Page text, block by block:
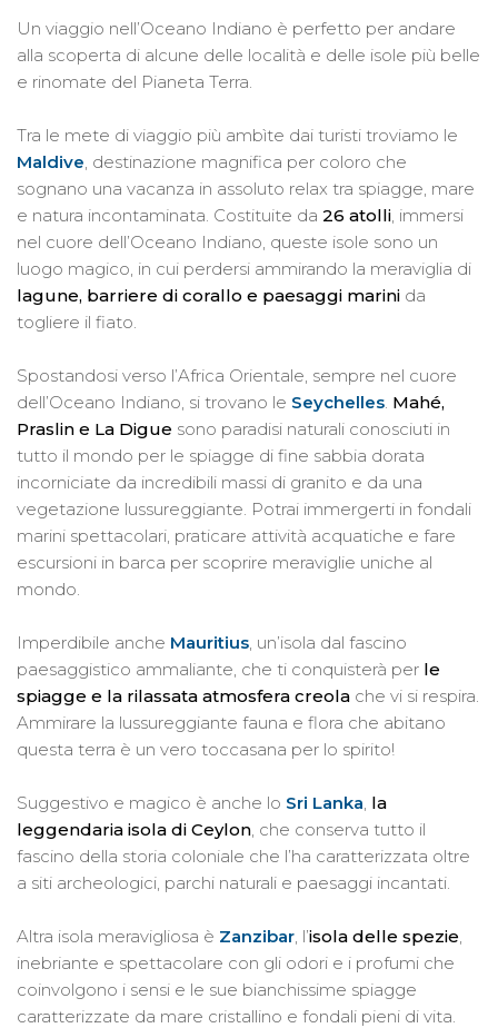
Un viaggio nell’Oceano Indiano è perfetto per andare
alla scoperta di alcune delle località e delle isole più belle
e rinomate del Pianeta Terra.
Tra le mete di viaggio più ambìte dai turisti troviamo le
Maldive , destinazione magnifica per coloro che
sognano una vacanza in assoluto relax tra spiagge, mare
e natura incontaminata. Costituite da 26 atolli , immersi
nel cuore dell’Oceano Indiano, queste isole sono un
luogo magico, in cui perdersi ammirando la meraviglia di
lagune, barriere di corallo e paesaggi marini da
togliere il fiato.
Spostandosi verso l’Africa Orientale, sempre nel cuore
dell’Oceano Indiano, si trovano le Seychelles Mahé,
Praslin e La Digue sono paradisi naturali conosciuti in
tutto il mondo per le spiagge di fine sabbia dorata
incorniciate da incredibili massi di granito e da una
vegetazione lussureggiante. Potrai immergerti in fondali
marini spettacolari, praticare attività acquatiche e fare
escursioni in barca per scoprire meraviglie uniche al
mondo.
Imperdibile anche Mauritius , un’isola dal fascino
paesaggistico ammaliante, che ti conquisterà per le
spiagge e la rilassata atmosfera creola che vi si respira.
Ammirare la lussureggiante fauna e flora che abitano
questa terra è un vero toccasana per lo spirito!
Suggestivo e magico è anche lo Sri Lanka la
leggendaria isola di Ceylon , che conserva tutto il
fascino della storia coloniale che l’ha caratterizzata oltre
a siti archeologici, parchi naturali e paesaggi incantati.
Altra isola meravigliosa è Zanzibar , l’isola delle spezie
inebriante e spettacolare con gli odori e i profumi che
coinvolgono i sensi e le sue bianchissime spiagge
caratterizzate da mare cristallino e fondali pieni di vita.